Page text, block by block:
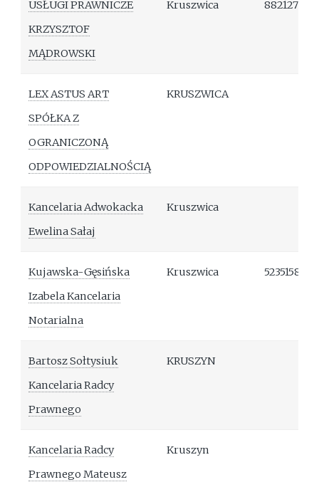
USŁUGI PRAWNICZE
KRZYSZTOF
MĄDROWSKI
Kruszwica 882127166
LEX ASTUS ART
SPÓŁKA Z
OGRANICZONĄ
ODPOWIEDZIALNOŚCIĄ
KRUSZWICA
Kancelaria Adwokacka
Ewelina Sałaj
Kruszwica
Kujawska-Gęsińska
Izabela Kancelaria
Notarialna
Kruszwica 523515847
Bartosz Sołtysiuk
Kancelaria Radcy
Prawnego
KRUSZYN
Kancelaria Radcy
Prawnego Mateusz
Kruszyn